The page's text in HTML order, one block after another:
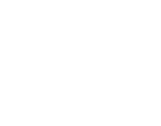
とても可愛いです❤️ ありがとうござ